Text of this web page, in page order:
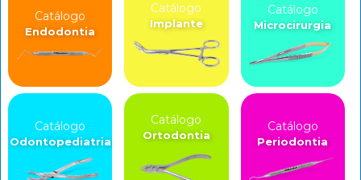
Catálogo
Endodontia
Catálogo
Implante
Catálogo
Microcirurgia
Catálogo
Odontopediatria
Catálogo
Ortodontia
Catálogo
Periodontia